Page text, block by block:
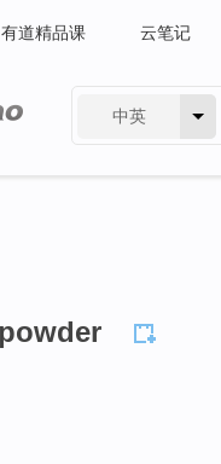
有道精品课 云笔记
中英